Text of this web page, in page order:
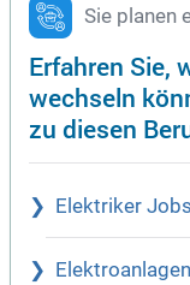
Sie planen
Erfahren Sie,
wechseln
zu diesen
Elektriker Jobs